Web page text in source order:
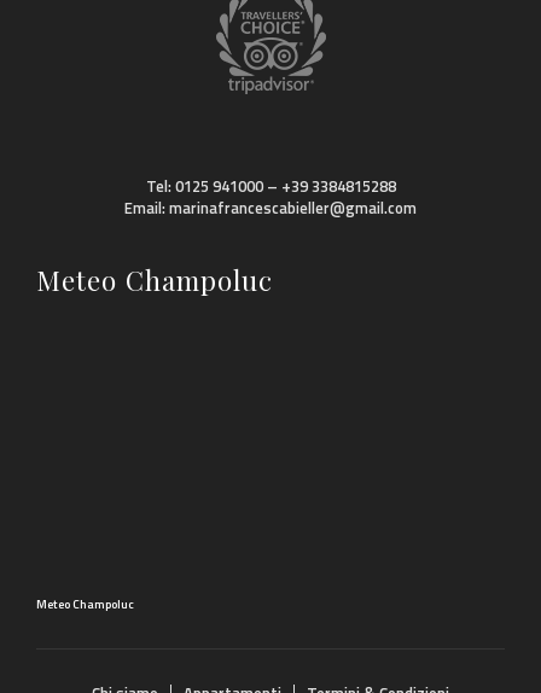
Tel: 0125 941000 – +39 3384815288
Email: marinafrancescabieller@gmail.com
Meteo Champoluc
Meteo Champoluc